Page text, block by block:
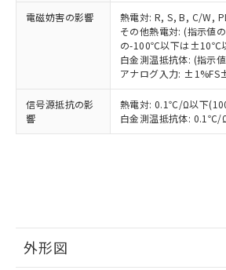
電磁妨害の影響
熱電対: R, S, B, C/W,
その他熱電対: (指示
の-100℃以下は±10℃
白金測温抵抗体: (指
アナログ入力:
信号源抵抗の影
響
熱電対: 0.1℃/Ω以下
白金測温抵抗体: 0.1℃/
外形図